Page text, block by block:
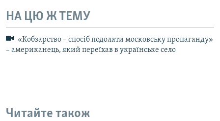
НА ЦЮ Ж ТЕМУ
«Кобзарство – спосіб подолати московську пропаганду»
– американець, який переїхав в українське село
Читайте також